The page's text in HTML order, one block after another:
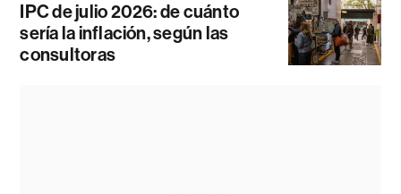
IPC de julio 2026: de cuánto
sería la inflación, según las
consultoras